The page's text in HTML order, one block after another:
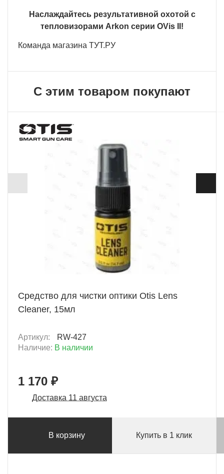
Наслаждайтесь результативной охотой с
тепловизорами Arkon серии OVis II!
Команда магазина ТУТ.РУ
С этим товаром покупают
Средство для чистки оптики Otis Lens
Cleaner, 15мл
Артикул:
RW-427
Наличие: В наличии
1 170 ₽
Доставка 11 августа
В корзину Купить в 1 клик